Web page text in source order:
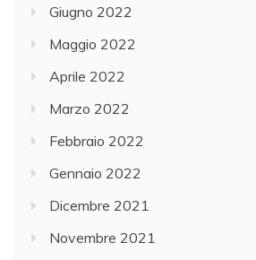
Giugno 2022
Maggio 2022
Aprile 2022
Marzo 2022
Febbraio 2022
Gennaio 2022
Dicembre 2021
Novembre 2021